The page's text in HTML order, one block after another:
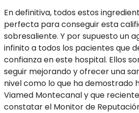
En definitiva, todos estos
perfecta para conseguir esta
sobresaliente. Y por supuesto un
infinito a todos los pacientes que
confianza en este hospital. Ellos
seguir mejorando y ofrecer una
nivel como lo que ha demostrado
Viamed Montecanal y que
constatar el Monitor de